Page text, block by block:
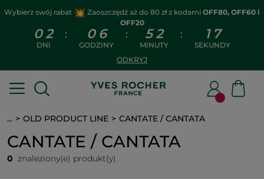
Wybierz swój rabat Zaoszczędź aż do 80 zł z kodami OFF80, OFF60 i
OFF20
0 2
DNI
: 0 6
GODZINY
: 5 2
MINUTY
: 1 7
SEKUNDY
ODKRYJ
... OLD PRODUCT LINE CANTATE / CANTATA
CANTATE / CANTATA
0 znaleziony(e) produkt(y)